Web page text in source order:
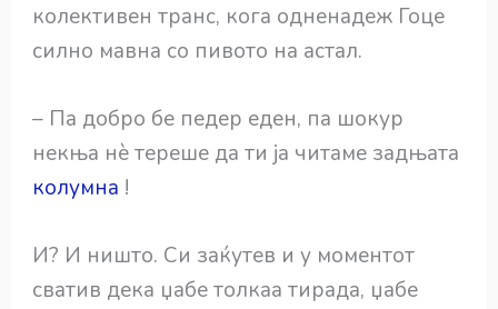
колективен транс, кога одненадеж Гоце
силно мавна со пивото на астал.
– Па добро бе педер еден, па шокур
некња нѐ тереше да ти ја читаме задњата
колумна !
И? И ништо. Си заќутев и у моментот
сватив дека џабе толкаа тирада, џабе